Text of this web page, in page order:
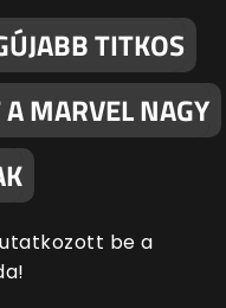
TITKOS
MARVEL NAGY
be a